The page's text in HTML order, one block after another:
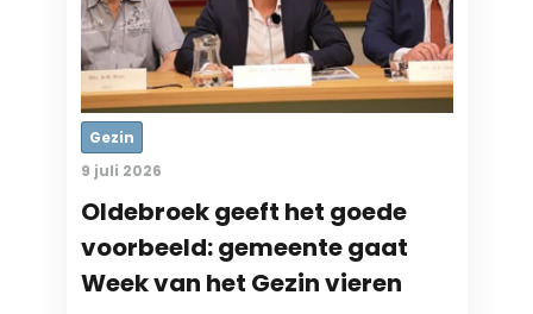
Gezin
9 juli 2026
Oldebroek geeft het goede
voorbeeld: gemeente gaat
Week van het Gezin vieren